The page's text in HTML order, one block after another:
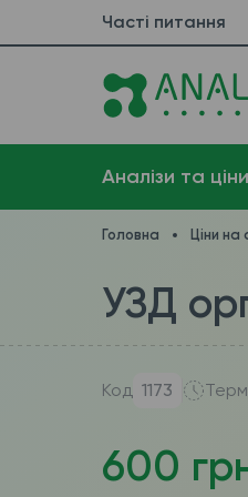
Часті питання
Аналізи та ціни
Головна Ціни на
УЗД
Код 1173
600